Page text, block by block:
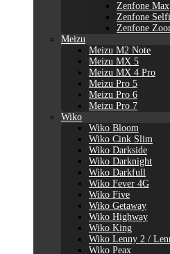
Zenfone Max
Zenfone
Zenfone
Meizu
Meizu M2 Note
Meizu MX 5
Meizu MX 4 Pro
Meizu Pro 5
Meizu Pro 6
Meizu Pro 7
Wiko
Wiko Bloom
Wiko Cink Slim
Wiko Darkside
Wiko Darknight
Wiko Darkfull
Wiko Fever 4G
Wiko Five
Wiko Getaway
Wiko Highway
Wiko King
Wiko Lenny 2 /
Wiko Peax